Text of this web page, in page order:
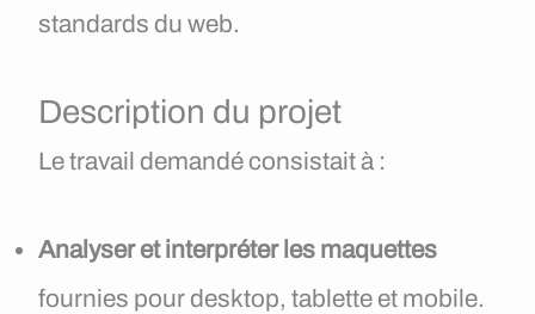
standards du web.
Description du projet
Le travail demandé consistait à :
Analyser et interpréter les maquettes
fournies pour desktop, tablette et mobile.